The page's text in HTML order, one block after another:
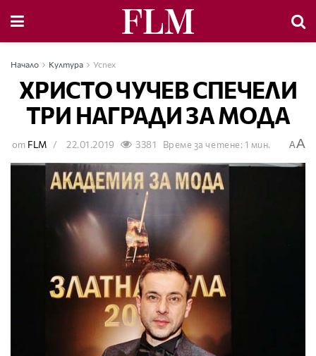
Начало Култура Успех
ХРИСТО ЧУЧЕВ СПЕЧЕЛИ
ТРИ НАГРАДИ ЗА МОДА
от FLM 22.01.2019 3381 Време за четене: 1 мин. AA